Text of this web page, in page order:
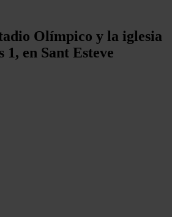
Olímpico y la iglesia
en Sant Esteve